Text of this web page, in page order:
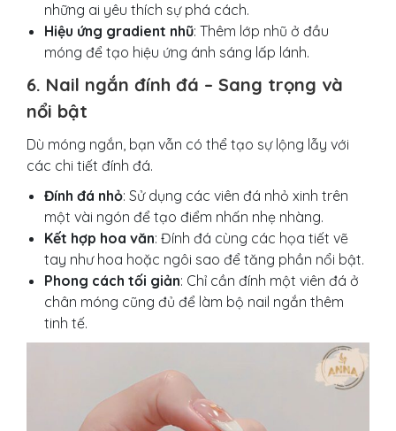
những ai yêu thích sự phá cách.
Hiệu ứng gradient nhũ: Thêm lớp nhũ ở đầu
móng để tạo hiệu ứng ánh sáng lấp lánh.
6. Nail ngắn đính đá – Sang trọng và
nổi bật
Dù móng ngắn, bạn vẫn có thể tạo sự lộng lẫy với
các chi tiết đính đá.
Đính đá nhỏ: Sử dụng các viên đá nhỏ xinh trên
một vài ngón để tạo điểm nhấn nhẹ nhàng.
Kết hợp hoa văn: Đính đá cùng các họa tiết vẽ
tay như hoa hoặc ngôi sao để tăng phần nổi bật.
Phong cách tối giản: Chỉ cần đính một viên đá ở
chân móng cũng đủ để làm bộ nail ngắn thêm
tinh tế.